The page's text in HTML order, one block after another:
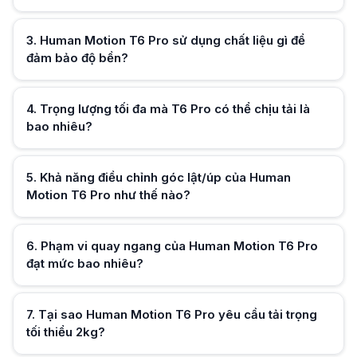
Mức tải trọng này đảm bảo cơ chế lò xo hoặc piston bên trong hoạt
Hữu ích (0)
3. Human Motion T6 Pro sử dụng chất liệu gì để
đảm bảo độ bền?
Hữu ích (0
4. Trọng lượng tối đa mà T6 Pro có thể chịu tải là
bao nhiêu?
5. Khả năng điều chỉnh góc lật/úp của Human
Motion T6 Pro như thế nào?
Hữu ích (0)
6. Phạm vi quay ngang của Human Motion T6 Pro
đạt mức bao nhiêu?
7. Tại sao Human Motion T6 Pro yêu cầu tải trọng
tối thiểu 2kg?